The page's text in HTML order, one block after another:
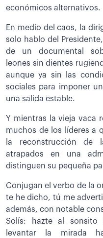
económicos alternativos.
En medio del caos, la
solo hablo del
de un documental
leones sin dientes
aunque ya sin las
sociales para imponer
una salida estable.
Y mientras la vieja vaca
muchos de los líderes a
la reconstrucción de
atrapados en una
distinguen su pequeña
Conjugan el verbo de la
te he dicho, tú me
además, con notable
Solís: hazte al sonsito
levantar la mirada